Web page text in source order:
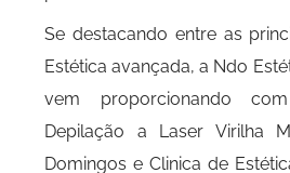
Se destacando entre as
Estética avançada, a Ndo
vem proporcionando
Depilação a Laser Virilha
Domingos e Clinica de